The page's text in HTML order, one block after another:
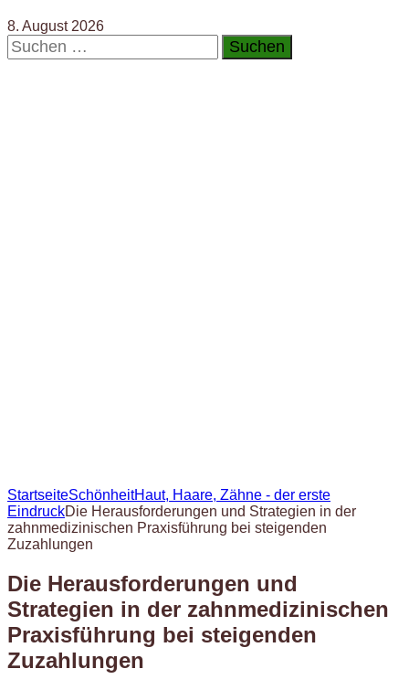
8. August 2026
Suchen
nach:
StartseiteSchönheitHaut, Haare, Zähne - der erste
EindruckDie Herausforderungen und Strategien in der
zahnmedizinischen Praxisführung bei steigenden
Zuzahlungen
Die Herausforderungen und
Strategien in der zahnmedizinischen
Praxisführung bei steigenden
Zuzahlungen